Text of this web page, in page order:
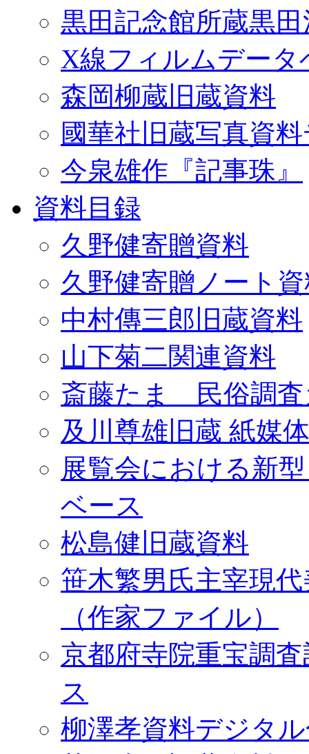
黒田記念館所蔵黒
X線フィルムデータ
森岡柳蔵旧蔵資料
國華社旧蔵写真資
今泉雄作『記事珠』
資料目録
久野健寄贈資料
久野健寄贈ノート
中村傳三郎旧蔵資料
山下菊二関連資料
斎藤たま 民俗調査
及川尊雄旧蔵 紙媒
展覧会における新
ベース
松島健旧蔵資料
笹木繁男氏主宰現
（作家ファイル）
京都府寺院重宝調
ス
柳澤孝資料デジタ